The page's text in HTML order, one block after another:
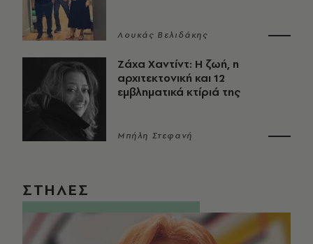
Λουκάς Βελιδάκης
Ζάχα Χαντίντ: Η ζωή, η
αρχιτεκτονική και 12
εμβληματικά κτίριά της
Μπήλη Στεφανή
ΣΤΗΛΕΣ